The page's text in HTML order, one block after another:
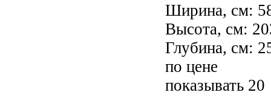
Ширина, см:
Высота, см:
Глубина, см:
по цене
показывать 20